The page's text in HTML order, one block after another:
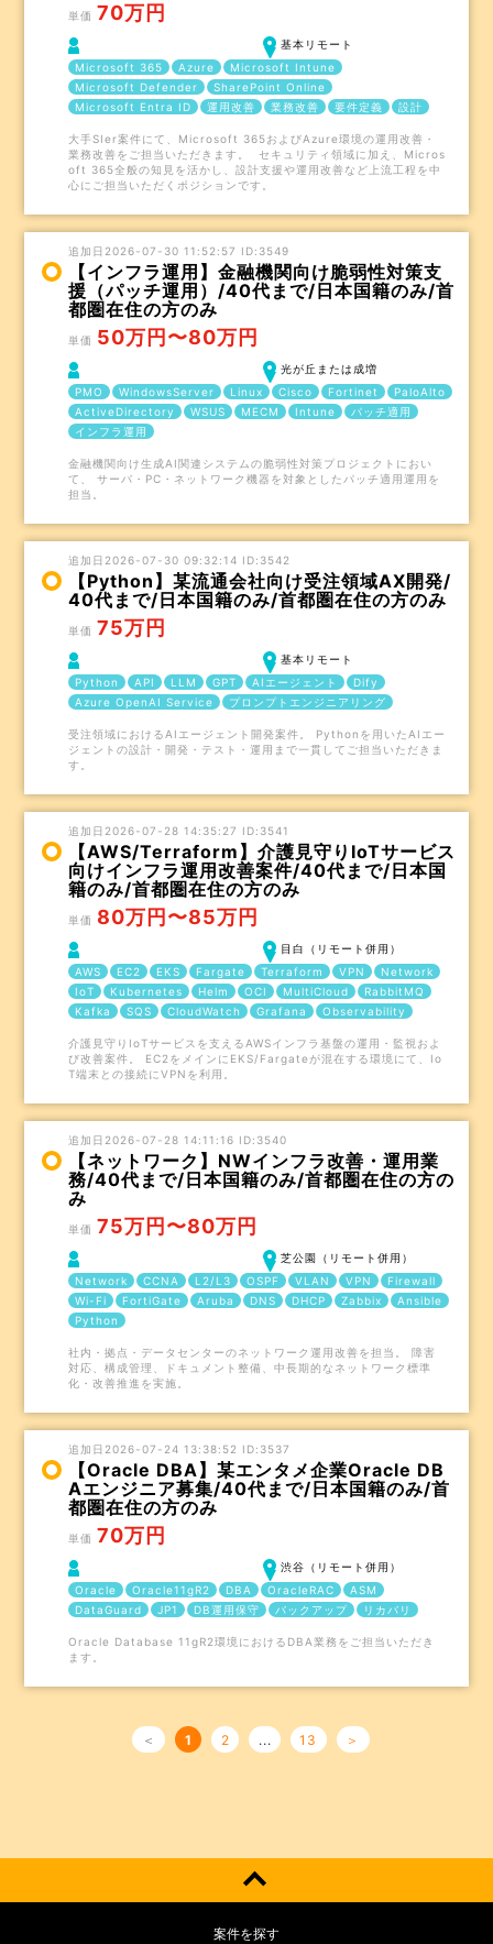
単価 70万円
基本リモート
Microsoft 365
Azure
Microsoft Intune
Microsoft Defender
SharePoint Online
Microsoft Entra ID
運用改善 業務改善 要件定義 設計
大手SIer案件にて、Microsoft 365およびAzure環境の運用改善・
業務改善をご担当いただきます。 セキュリティ領域に加え、Micros
oft 365全般の知見を活かし、設計支援や運用改善など上流工程を中
心にご担当いただくポジションです。
追加日2026-07-30 11:52:57 ID:3549
【インフラ運用】金融機関向け脆弱性対策支
援（パッチ運用）/40代まで/日本国籍のみ/首
都圏在住の方のみ
単価 50万円〜80万円
光が丘または成増
PMO
WindowsServer Linux Cisco Fortinet
PaloAlto
ActiveDirectory
WSUS MECM Intune
パッチ適用
インフラ運用
金融機関向け生成AI関連システムの脆弱性対策プロジェクトにおい
て、 サーバ・PC・ネットワーク機器を対象としたパッチ適用運用を
担当。
追加日2026-07-30 09:32:14 ID:3542
【Python】某流通会社向け受注領域AX開発/
40代まで/日本国籍のみ/首都圏在住の方のみ
単価 75万円
基本リモート
Python
API LLM GPT AIエージェント
Dify
Azure OpenAI Service
プロンプトエンジニアリング
受注領域におけるAIエージェント開発案件。 Pythonを用いたAIエー
ジェントの設計・開発・テスト・運用まで一貫してご担当いただきま
す。
追加日2026-07-28 14:35:27 ID:3541
【AWS/Terraform】介護見守りIoTサービス
向けインフラ運用改善案件/40代まで/日本国
籍のみ/首都圏在住の方のみ
単価 80万円〜85万円
目白（リモート併用）
AWS
EC2 EKS Fargate Terraform VPN
Network
IoT
Kubernetes Helm OCI MultiCloud
RabbitMQ
Kafka
SQS CloudWatch Grafana Observability
介護見守りIoTサービスを支えるAWSインフラ基盤の運用・監視およ
び改善案件。 EC2をメインにEKS/Fargateが混在する環境にて、Io
T端末との接続にVPNを利用。
追加日2026-07-28 14:11:16 ID:3540
【ネットワーク】NWインフラ改善・運用業
務/40代まで/日本国籍のみ/首都圏在住の方の
み
単価 75万円〜80万円
芝公園（リモート併用）
Network
CCNA L2/L3 OSPF VLAN VPN
Firewall
Wi-Fi
FortiGate Aruba DNS DHCP Zabbix
Ansible
Python
社内・拠点・データセンターのネットワーク運用改善を担当。 障害
対応、構成管理、ドキュメント整備、中長期的なネットワーク標準
化・改善推進を実施。
追加日2026-07-24 13:38:52 ID:3537
【Oracle DBA】某エンタメ企業Oracle DB
Aエンジニア募集/40代まで/日本国籍のみ/首
都圏在住の方のみ
単価 70万円
渋谷（リモート併用）
Oracle
Oracle11gR2 DBA OracleRAC
ASM
DataGuard
JP1 DB運用保守 バックアップ リカバリ
Oracle Database 11gR2環境におけるDBA業務をご担当いただき
ます。
＜ 1 2 ... 13 ＞
案件を探す